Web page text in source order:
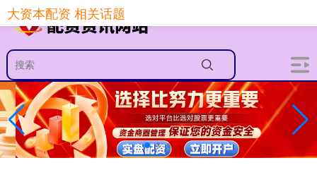
大资本配资 相关话题